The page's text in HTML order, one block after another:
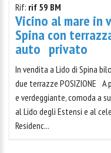
Rif: rif 59 BM
Vicino al mare in
Spina con
auto privato
In vendita a Lido di Spina
due terrazze POSIZIONE
e verdeggiante, comoda a
al Lido degli Estensi e al
Residenc...